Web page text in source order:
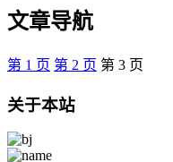
文章导航
第 1 页 第 2 页 第 3 页
关于本站